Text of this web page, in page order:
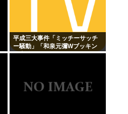
平成三大事件「ミッチーサッチ
ー騒動」「和泉元彌Wブッキン
グ事件」あとひとつは？